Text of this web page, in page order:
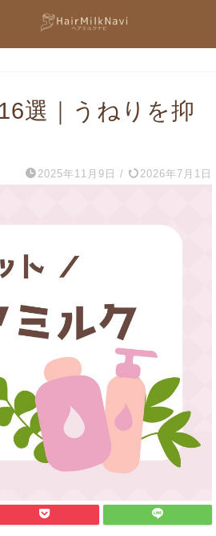
選｜うねりを抑
2025年11月9日 / 2026年7月1日